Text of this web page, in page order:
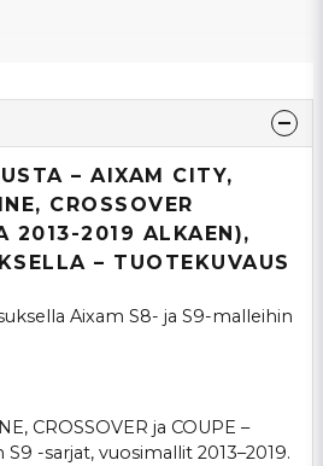
– AIXAM CITY,
CROSSOVER
2013-2019 ALKAEN),
– TUOTEKUVAUS
Aixam S8- ja S9-malleihin
CROSSOVER ja COUPE –
-sarjat, vuosimallit 2013–2019.